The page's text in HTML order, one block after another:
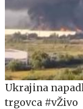
Ukrajina
trgovca #vŽivo